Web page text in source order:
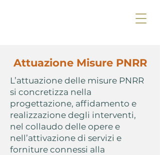
Attuazione Misure PNRR
L’attuazione delle misure PNRR
si concretizza nella
progettazione, affidamento e
realizzazione degli interventi,
nel collaudo delle opere e
nell’attivazione di servizi e
forniture connessi alla